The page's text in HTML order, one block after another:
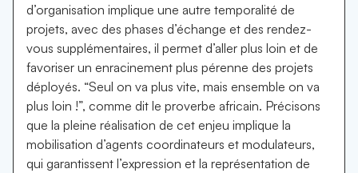
d’organisation implique une autre temporalité de
projets, avec des phases d’échange et des rendez-
vous supplémentaires, il permet d’aller plus loin et de
favoriser un enracinement plus pérenne des projets
déployés. “Seul on va plus vite, mais ensemble on va
plus loin !”, comme dit le proverbe africain. Précisons
que la pleine réalisation de cet enjeu implique la
mobilisation d’agents coordinateurs et modulateurs,
qui garantissent l’expression et la représentation de